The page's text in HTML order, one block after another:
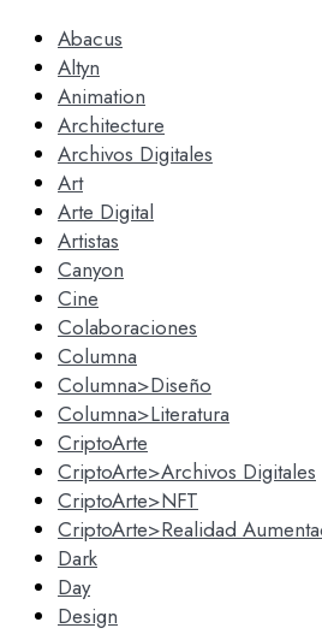
Abacus
Altyn
Animation
Architecture
Archivos Digitales
Art
Arte Digital
Artistas
Canyon
Cine
Colaboraciones
Columna
Columna>Diseño
Columna>Literatura
CriptoArte
CriptoArte>Archivos Digitales
CriptoArte>NFT
CriptoArte>Realidad
Dark
Day
Design